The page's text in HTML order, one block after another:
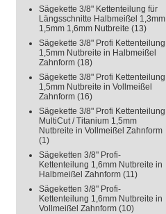
Sägekette 3/8" Kettenteilung für
Längsschnitte Halbmeißel 1,3mm
1,5mm 1,6mm Nutbreite (13)
Sägekette 3/8" Profi Kettenteilung
1,5mm Nutbreite in Halbmeißel
Zahnform (18)
Sägekette 3/8" Profi Kettenteilung
1,5mm Nutbreite in Vollmeißel
Zahnform (16)
Sägekette 3/8" Profi Kettenteilung
MultiCut / Titanium 1,5mm
Nutbreite in Vollmeißel Zahnform
(1)
Sägeketten 3/8" Profi-
Kettenteilung 1,6mm Nutbreite in
Halbmeißel Zahnform (11)
Sägeketten 3/8" Profi-
Kettenteilung 1,6mm Nutbreite in
Vollmeißel Zahnform (10)